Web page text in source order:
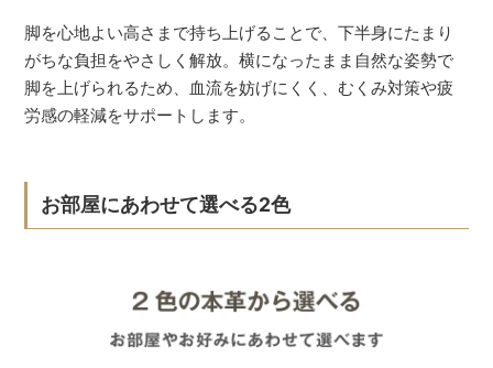
脚を心地よい高さまで持ち上げることで、下半身にたまり
がちな負担をやさしく解放。横になったまま自然な姿勢で
脚を上げられるため、血流を妨げにくく、むくみ対策や疲
労感の軽減をサポートします。
お部屋にあわせて選べる2色